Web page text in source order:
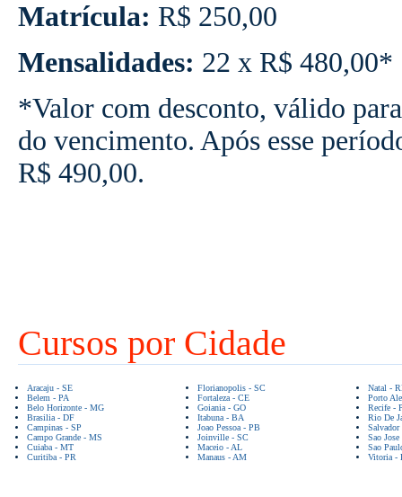
Matrícula: R$ 250,00
Mensalidades: 22 x R$ 480,00*
*Valor com desconto, válido
do vencimento. Após esse
R$ 490,00.
Cursos por Cidade
Aracaju - SE
Belem - PA
Belo Horizonte - MG
Brasilia - DF
Campinas - SP
Campo Grande - MS
Cuiaba - MT
Curitiba - PR
Florianopolis - SC
Fortaleza - CE
Goiania - GO
Itabuna - BA
Joao Pessoa - PB
Joinville - SC
Maceio - AL
Manaus - AM
Natal -
Porto
Recife -
Rio De
Sao
Sao
Vitoria -